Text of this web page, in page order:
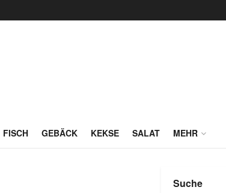
FISCH GEBÄCK KEKSE SALAT MEHR
Suche